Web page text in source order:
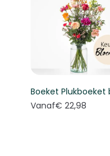
Vanaf€ 22,98